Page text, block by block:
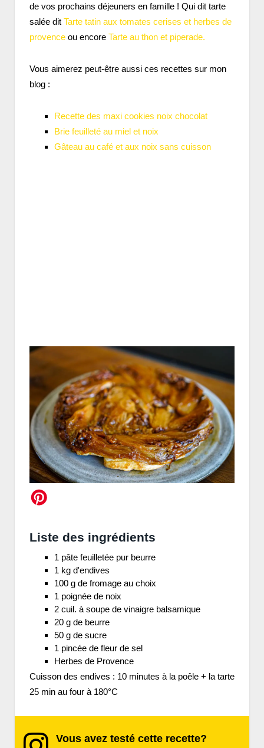
de vos prochains déjeuners en famille ! Qui dit tarte
salée dit Tarte tatin aux tomates cerises et herbes de
provence ou encore Tarte au thon et piperade.
Vous aimerez peut-être aussi ces recettes sur mon
blog :
Recette des maxi cookies noix chocolat
Brie feuilleté au miel et noix
Gâteau au café et aux noix sans cuisson
Liste des ingrédients
1 pâte feuilletée pur beurre
1 kg d'endives
100 g de fromage au choix
1 poignée de noix
2 cuil. à soupe de vinaigre balsamique
20 g de beurre
50 g de sucre
1 pincée de fleur de sel
Herbes de Provence
Cuisson des endives : 10 minutes à la poêle + la tarte
25 min au four à 180°C
Vous avez testé cette recette?